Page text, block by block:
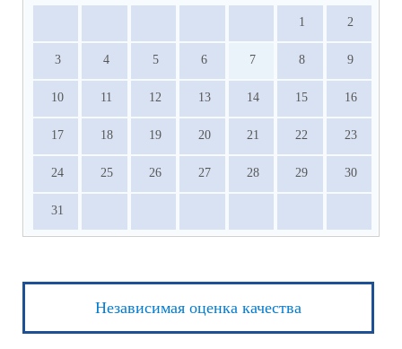
1 2
3 4 5 6 7 8 9
10 11 12 13 14 15 16
17 18 19 20 21 22 23
24 25 26 27 28 29 30
31
Независимая оценка качества